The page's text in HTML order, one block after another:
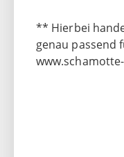
** Hierbei
genau passend